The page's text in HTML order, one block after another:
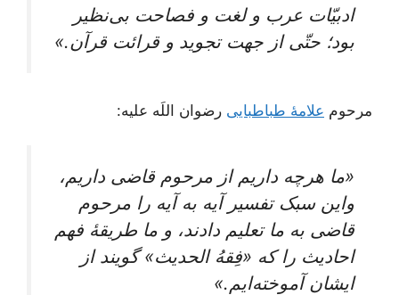
ادبیّات‌ عرب‌ و لغت‌ و فصاحت‌ بی‌نظیر
بود؛ حتّی‌ از جهت‌ تجوید و قرائت‌ قرآن‌.»
مرحوم علامۀ طباطبایی رضوان اللَه علیه:
«ما هرچه داریم از مرحوم قاضی داریم،
واین‌ سبک‌ تفسیر آیه‌ به‌ آیه‌ را مرحوم‌
قاضی‌ به ما تعلیم‌ دادند، و ما طریقۀ فهم‌
احادیث‌ را که‌ «فِقهُ الحدیث‌» گویند از
ایشان‌ آموخته‌ایم‌.»